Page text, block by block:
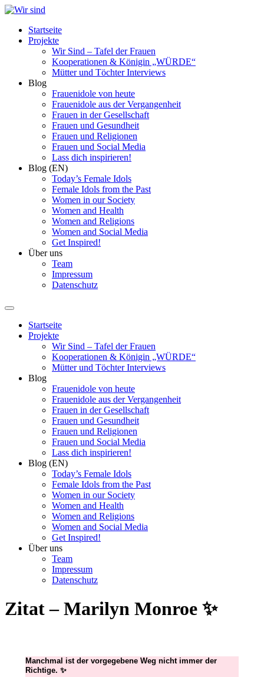
Zum
springenStartseite
Projekte
Wir Sind – Tafel der Frauen
Kooperationen & Königin „WÜRDE“
Mütter und Töchter Interviews
Blog
Frauenidole von heute
Frauenidole aus der Vergangenheit
Frauen in der Gesellschaft
Frauen und Gesundheit
Frauen und Religionen
Frauen und Social Media
Lass dich inspirieren!
Blog (EN)
Today’s Female Idols
Female Idols from the Past
Women in our Society
Women and Health
Women and Religions
Women and Social Media
Get Inspired!
Über uns
Team
Impressum
Datenschutz
Startseite
Projekte
Wir Sind – Tafel der Frauen
Kooperationen & Königin „WÜRDE“
Mütter und Töchter Interviews
Blog
Frauenidole von heute
Frauenidole aus der Vergangenheit
Frauen in der Gesellschaft
Frauen und Gesundheit
Frauen und Religionen
Frauen und Social Media
Lass dich inspirieren!
Blog (EN)
Today’s Female Idols
Female Idols from the Past
Women in our Society
Women and Health
Women and Religions
Women and Social Media
Get Inspired!
Über uns
Team
Impressum
Datenschutz
Zitat – Marilyn Monroe ✨
Manchmal ist der vorgegebene Weg nicht immer der
Richtige. ✨